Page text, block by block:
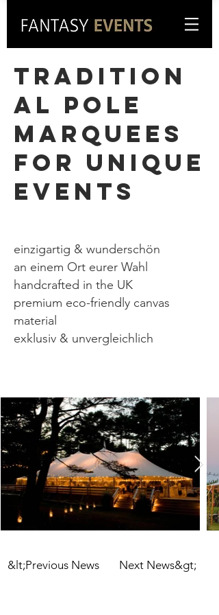
TRADITION
AL POLE
MARQUEES
FOR UNIQUE
EVENTS
einzigartig & wunderschön
an einem Ort eurer Wahl
handcrafted in the UK
premium eco-friendly canvas
material
exklusiv & unvergleichlich
&lt;Previous News Next News&gt;